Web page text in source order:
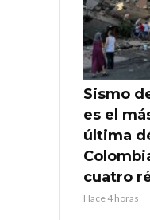
Sismo
es el
última
cuatro
Hace 4 horas